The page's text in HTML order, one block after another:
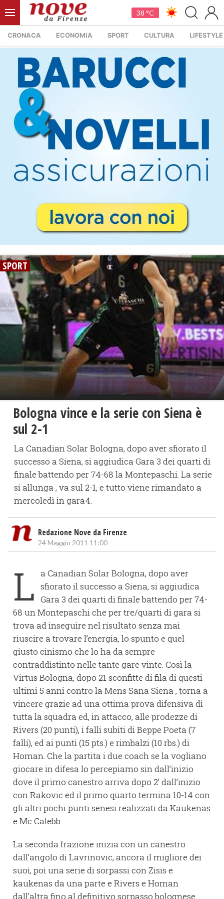
38 °C
CRONACA ECONOMIA SPORT CULTURA LIFESTYLE
SPORT
Bologna vince e la serie con Siena è
sul 2-1
La Canadian Solar Bologna, dopo aver sfiorato il
successo a Siena, si aggiudica Gara 3 dei quarti di
finale battendo per 74-68 la Montepaschi. La serie
si allunga , va sul 2-1, e tutto viene rimandato a
mercoledì in gara4.
Redazione Nove da Firenze
24 Maggio 2011 11:00
L a Canadian Solar Bologna, dopo aver
sfiorato il successo a Siena, si aggiudica
Gara 3 dei quarti di finale battendo per 74-
68 un Montepaschi che per tre/quarti di gara si
trova ad inseguire nel risultato senza mai
riuscire a trovare l’energia, lo spunto e quel
giusto cinismo che lo ha da sempre
contraddistinto nelle tante gare vinte. Così la
Virtus Bologna, dopo 21 sconfitte di fila di questi
ultimi 5 anni contro la Mens Sana Siena , torna a
vincere grazie ad una ottima prova difensiva di
tutta la squadra ed, in attacco, alle prodezze di
Rivers (20 punti), i falli subiti di Beppe Poeta (7
falli), ed ai punti (15 pts.) e rimbalzi (10 rbs.) di
Homan. Che la partita i due coach se la vogliano
giocare in difesa lo percepiamo sin dall’inizio
dove il primo canestro arriva dopo 2’ dall’inizio
con Rakovic ed il primo quarto termina 10-14 con
gli altri pochi punti senesi realizzati da Kaukenas
e Mc Calebb.
La seconda frazione inizia con un canestro
dall’angolo di Lavrinovic, ancora il migliore dei
suoi, poi una serie di sorpassi con Zisis e
kaukenas da una parte e Rivers e Homan
dall’altra fino al definitivo sorpasso bolognese